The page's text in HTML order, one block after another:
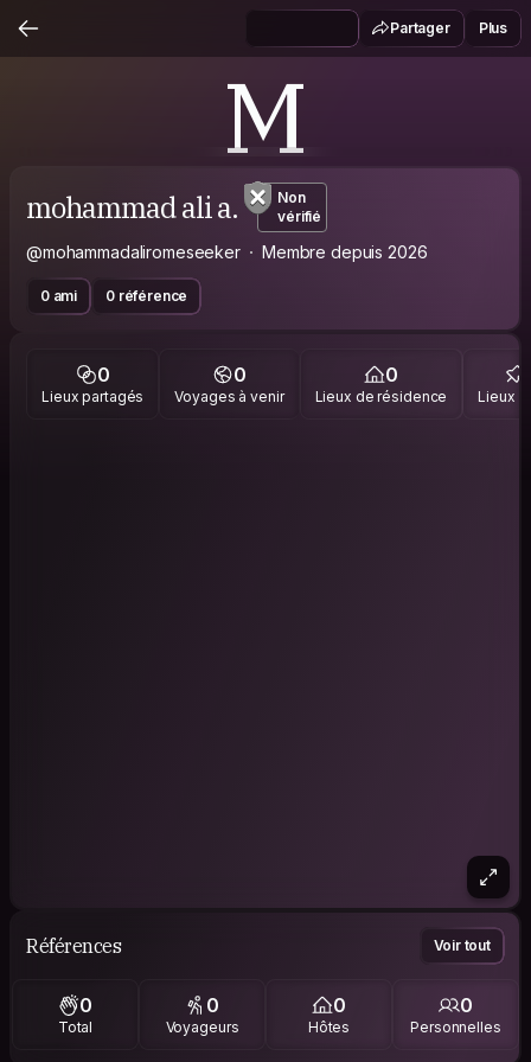
Partager Plus
M
mohammad ali a.
Non
vérifié
@mohammadaliromeseeker Membre depuis 2026
0 ami 0 référence
0
Lieux partagés
0
Voyages à venir
0
Lieux de résidence Lieux
Références Voir tout
0
Total
0
Voyageurs
0
Hôtes
0
Personnelles